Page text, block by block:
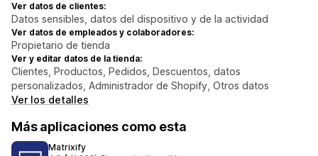
Ver datos de clientes:
Datos sensibles, datos del dispositivo y de la actividad
Ver datos de empleados y colaboradores:
Propietario de tienda
Ver y editar datos de la tienda:
Clientes, Productos, Pedidos, Descuentos, datos
personalizados, Administrador de Shopify, Otros datos
Ver los detalles
Más aplicaciones como esta
Matrixify